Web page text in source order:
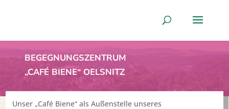
BEGEGNUNGSZENTRUM
„CAFÉ BIENE“ OELSNITZ
Unser „Café Biene“ als Außenstelle unseres